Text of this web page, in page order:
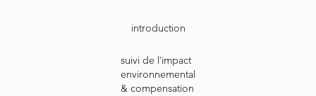
introduction
suivi de l’impact
environnemental
& compensation